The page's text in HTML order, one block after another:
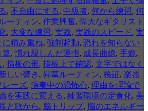
, 不自由にする, 中級者, 何から練習, 何
ーティン, 作業興奮, 偉大なギタリスト
, 大変な練習, 実践, 実践のスピード, 実
に積み重ね, 強制起動, 恐れを知らない
算,慣れ親しんだ運指, 成長曲線, 手癖,
, 指板の形, 指板上で確認, 文字ではなく
しい響き , 昇華ルーティン, 検証, 楽器
レーズ, 演奏中の恐怖心, 理由を理論で
を実践に変える, 練習環境の定食化, 美
と歌から, 脳トリップ, 脳のエネルギー